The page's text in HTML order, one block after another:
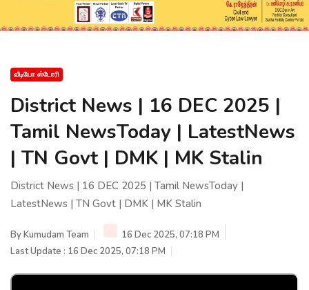
வீடியோ ஸ்டோரி
District News | 16 DEC 2025 |
Tamil NewsToday | LatestNews
| TN Govt | DMK | MK Stalin
District News | 16 DEC 2025 | Tamil NewsToday |
LatestNews | TN Govt | DMK | MK Stalin
ByKumudam Team
16 Dec 2025, 07:18 PM
Last Update : 16 Dec 2025, 07:18 PM